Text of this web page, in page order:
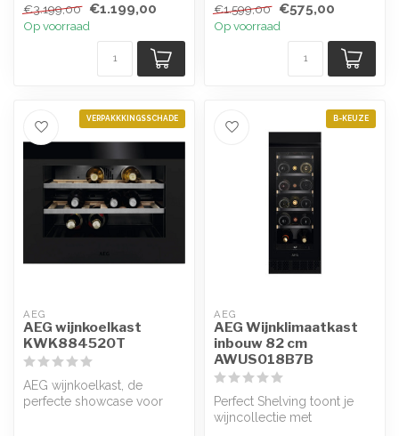
favoriete wijnen op...
€3.199,00 €1.199,00
Op voorraad
voor e...
€1.599,00 €575,00
Op voorraad
VERPAKKKINGSSCHADE
AEG
AEG wijnkoelkast
KWK884520T
AEG wijnkoelkast, de
perfecte showcase voor
B-KEUZE
AEG
AEG Wijnklimaatkast
inbouw 82 cm
AWUS018B7B
Perfect Shelving toont je
wijncollectie met